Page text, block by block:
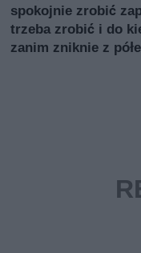
spokojnie zrobić
trzeba zrobić i do
zanim zniknie z